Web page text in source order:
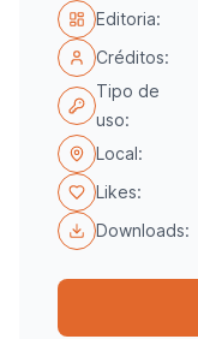
Editoria:
Créditos:
Tipo de
uso:
Local:
Likes:
Downloads: